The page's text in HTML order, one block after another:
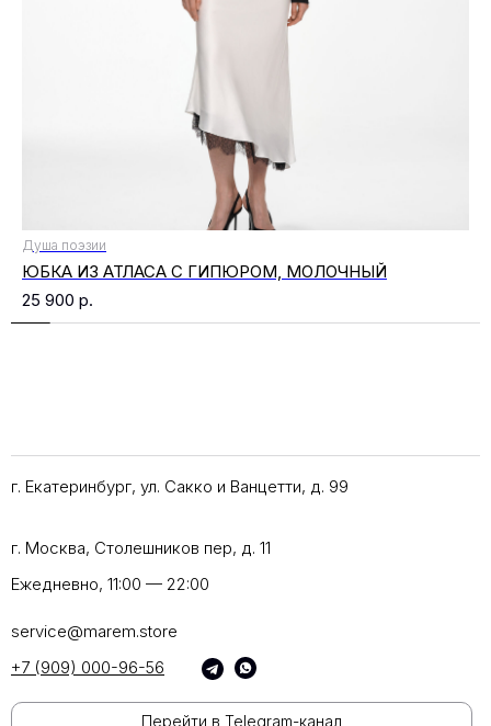
Душа поэзии
ЮБКА ИЗ АТЛАСА С ГИПЮРОМ, МОЛОЧНЫЙ
25 900 р.
+7 (909) 000-96-56
service@marem.store
Ежедневно, 11:00 — 22:00
г. Екатеринбург, ул. Сакко и Ванцетти, д. 99
г. Москва, Столешников пер, д. 11
Перейти в Telegram-канал